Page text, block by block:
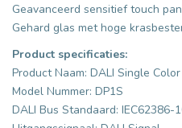
Geavanceerd sensitief touch
Gehard glas met hoge
Product specificaties:
Product Naam: DALI Single
Model Nummer: DP1S
DALI Bus Standaard: IEC62386-